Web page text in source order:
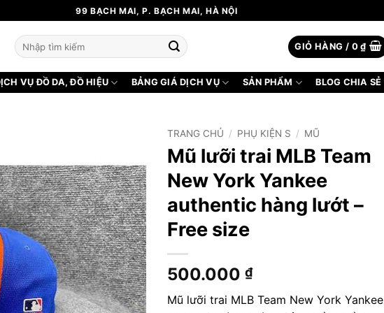
99 BẠCH MAI, P. BẠCH MAI, HÀ NỘI
Tìm
kiếm:
GIỎ HÀNG / 0₫
VỤ ĐỒ DA, ĐỒ HIỆU BẢNG GIÁ DỊCH VỤ SẢN PHẨM BLOG CHIA SẺ
TRANG CHỦ / PHỤ KIỆN S / MŨ
Mũ lưỡi trai MLB Team
New York Yankee
authentic hàng lướt –
Free size
500.000 ₫
Mũ lưỡi trai MLB Team New York Yankee